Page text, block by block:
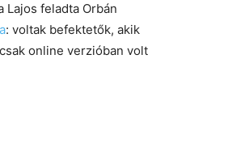
Lajos feladta Orbán
: voltak befektetők, akik
online verzióban volt